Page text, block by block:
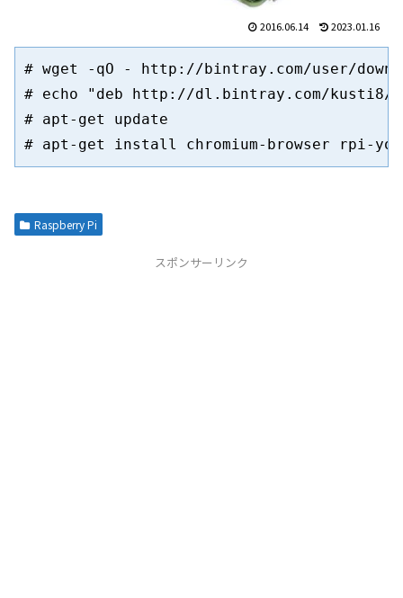
2016.06.14 2023.01.16
# wget -qO - http://bintray.com/user/
# echo "deb http://dl.bintray.com/
# apt-get update
Raspberry Pi
スポンサーリンク